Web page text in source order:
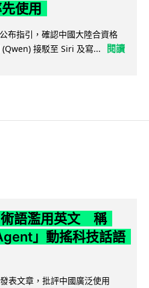
使用
布指引，確認中國大陸合資格
接駁至 Siri 及寫...
閱讀
術語濫用英文 稱
」動搖科技話語
表文章，批評中國廣泛使用